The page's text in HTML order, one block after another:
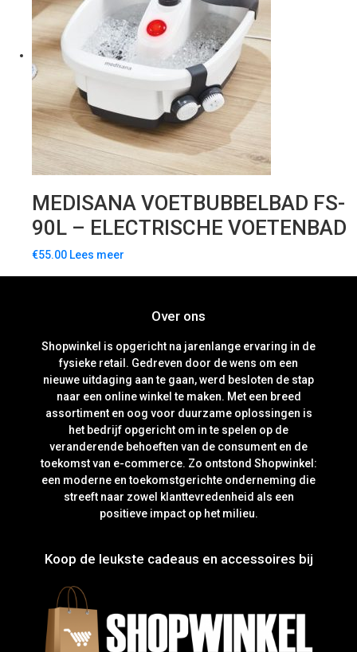
MEDISANA VOETBUBBELBAD FS-
90L – ELECTRISCHE VOETENBAD
€55.00 Lees meer
Over ons
Shopwinkel is opgericht na jarenlange ervaring in de
fysieke retail. Gedreven door de wens om een
nieuwe uitdaging aan te gaan, werd besloten de stap
naar een online winkel te maken. Met een breed
assortiment en oog voor duurzame oplossingen is
het bedrijf opgericht om in te spelen op de
veranderende behoeften van de consument en de
toekomst van e-commerce. Zo ontstond Shopwinkel:
een moderne en toekomstgerichte onderneming die
streeft naar zowel klanttevredenheid als een
positieve impact op het milieu.
Koop de leukste cadeaus en accessoires bij